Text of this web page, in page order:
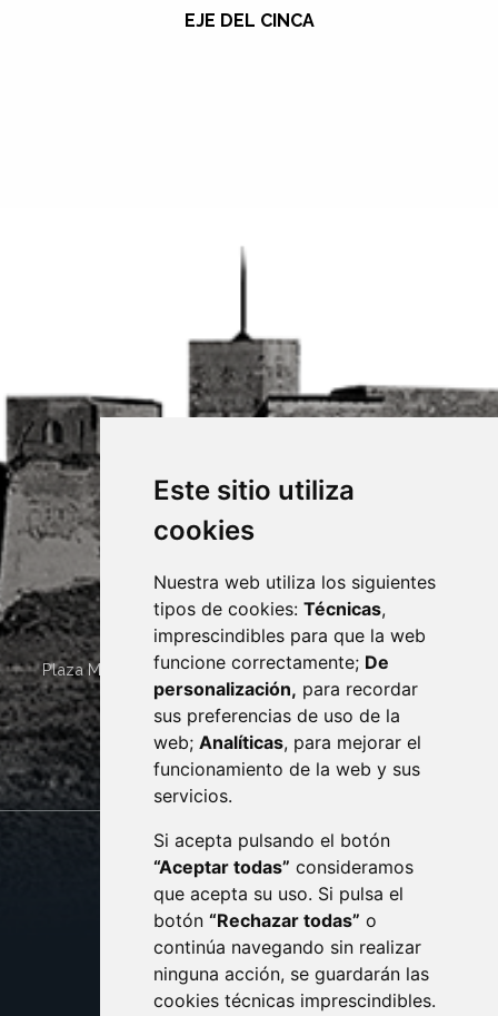
Este sitio utiliza
cookies
Nuestra web utiliza los siguientes
tipos de cookies: Técnicas,
imprescindibles para que la web
funcione correctamente; De
personalización, para recordar
sus preferencias de uso de la
web; Analíticas, para mejorar el
funcionamiento de la web y sus
servicios.
Si acepta pulsando el botón
“Aceptar todas” consideramos
que acepta su uso. Si pulsa el
botón “Rechazar todas” o
continúa navegando sin realizar
ninguna acción, se guardarán las
cookies técnicas imprescindibles.
EJE DEL CINCA
Plaza Mayor 4 22400 MONZÓN - ARAGÓN (ESPAÑA)
· (34) 974 400 700 ·
sac@monzon.es
monzon.es
CONTACTO
AVISO LEGAL
PROTECCIÓN DE DATOS
POLÍTICA DE COOKIES
ACCESIBILIDAD
ENLACE EXTERNO AL